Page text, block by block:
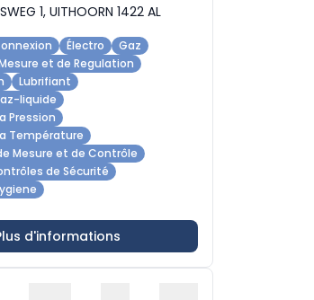
1, UITHOORN 1422 AL
Électro
Gaz
et de Regulation
Lubrifiant
liquide
Pression
Température
Mesure et de Contrôle
de Sécurité
d'informations